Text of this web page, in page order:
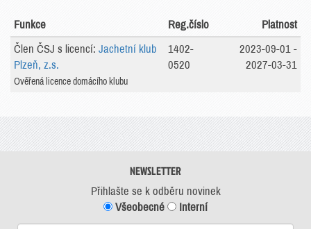
Funkce Reg.číslo Platnost
Člen ČSJ s licencí: Jachetní klub
Plzeň, z.s.
Ověřená licence domácího klubu
1402-
0520
2023-09-01 -
2027-03-31
NEWSLETTER
Přihlašte se k odběru novinek
Všeobecné
Interní